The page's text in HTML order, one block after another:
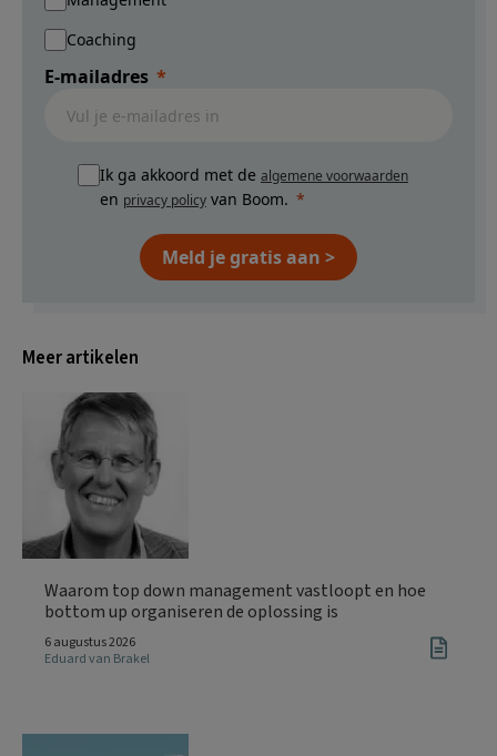
Coaching
E-mailadres
Ik ga akkoord met de algemene voorwaarden
en privacy policy van Boom.
Meld je gratis aan >
Meer artikelen
Waarom top down management vastloopt en hoe
bottom up organiseren de oplossing is
6 augustus 2026
Eduard van Brakel